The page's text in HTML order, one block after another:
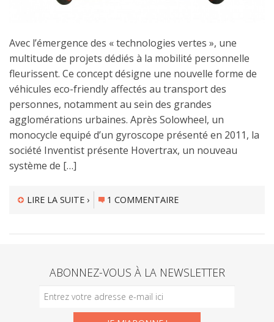
Avec l’émergence des « technologies vertes », une
multitude de projets dédiés à la mobilité personnelle
fleurissent. Ce concept désigne une nouvelle forme de
véhicules eco-friendly affectés au transport des
personnes, notamment au sein des grandes
agglomérations urbaines. Après Solowheel, un
monocycle equipé d’un gyroscope présenté en 2011, la
société Inventist présente Hovertrax, un nouveau
système de […]
LIRE LA SUITE › 1 COMMENTAIRE
ABONNEZ-VOUS À LA NEWSLETTER